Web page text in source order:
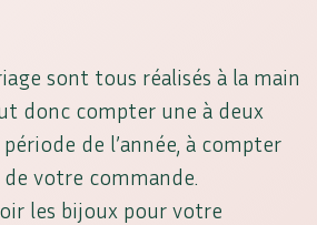
sont tous réalisés à la main
donc compter une à deux
de l’année, à compter
de votre commande.
les bijoux pour votre